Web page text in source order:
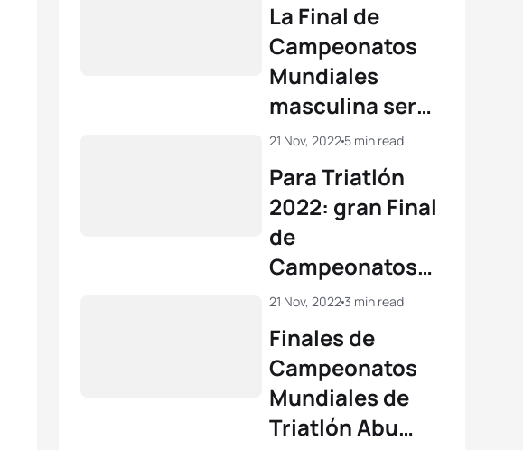
La Final de
Campeonatos
Mundiales
masculina será
electrizante en
Abu Dhabi
Para Triatlón
2022: gran Final
de
Campeonatos
en Abu Dhabi
21 Nov, 2022 5 min read
Finales de
Campeonatos
Mundiales de
Triatlón Abu
21 Nov, 20223 min read